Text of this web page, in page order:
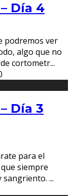
Día 4
podremos ver
algo que no
cortometr...
Día 3
para el
siempre
sangriento. ...